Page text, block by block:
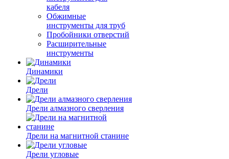
кабеля
Обжимные
инструменты для труб
Пробойники отверстий
Расширительные
инструменты
Динамики
Дрели
Дрели алмазного сверления
Дрели на магнитной станине
Дрели угловые